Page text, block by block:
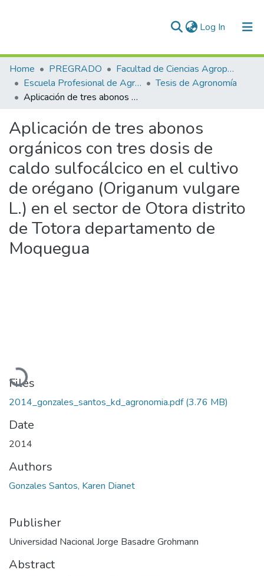
Log In (current)
Communities & Collections
All of DSpace
Enviar tesis
Home PREGRADO
Facultad de Ciencias Agropecuarias
Escuela Profesional de Agronomía
Tesis de Agronomía
Aplicación de tres abonos orgánicos con tres dosis de caldo sulfocálcico en el cultivo de orégano (Origanum vulgare L.) en el sector de Otora distrito de Totora departamento de Moquegua
Aplicación de tres abonos
orgánicos con tres dosis de
caldo sulfocálcico en el cultivo
de orégano (Origanum vulgare
L.) en el sector de Otora distrito
de Totora departamento de
Moquegua
Loading...
Files
2014_gonzales_santos_kd_agronomia.pdf(3.76 MB)
Date
2014
Authors
Gonzales Santos, Karen Dianet
Publisher
Universidad Nacional Jorge Basadre Grohmann
Abstract